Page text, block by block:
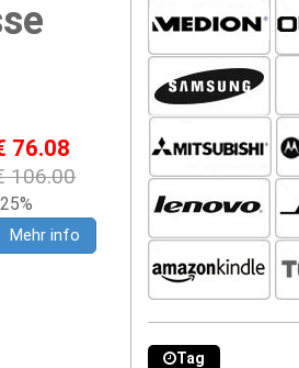
76.08
106.00
Mehr info
Tag